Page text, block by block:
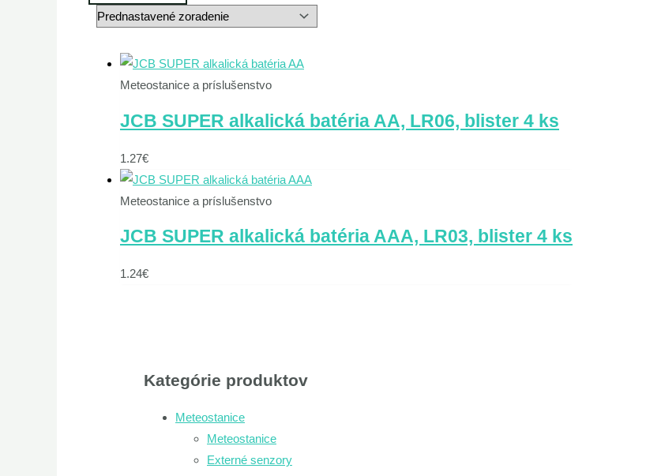
Meteostanice a príslušenstvo
JCB SUPER alkalická batéria AA, LR06, blister 4 ks
1.27€
Meteostanice a príslušenstvo
JCB SUPER alkalická batéria AAA, LR03, blister 4 ks
1.24€
Kategórie produktov
Meteostanice
Meteostanice
Externé senzory